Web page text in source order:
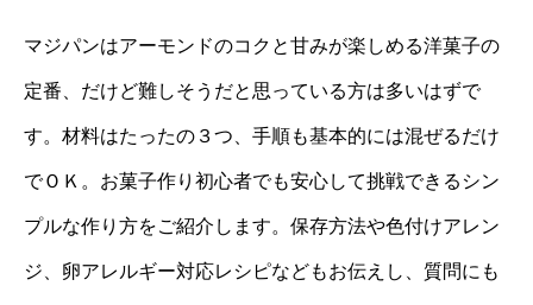
マジパンはアーモンドのコクと甘みが楽しめる洋菓子の
定番、だけど難しそうだと思っている方は多いはずで
す。材料はたったの３つ、手順も基本的には混ぜるだけ
でＯＫ。お菓子作り初心者でも安心して挑戦できるシン
プルな作り方をご紹介します。保存方法や色付けアレン
ジ、卵アレルギー対応レシピなどもお伝えし、質問にも